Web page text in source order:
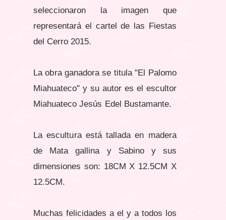
seleccionaron la imagen que
representará el cartel de las Fiestas
del Cerro 2015.
La obra ganadora se titula "El Palomo
Miahuateco" y su autor es el escultor
Miahuateco Jesús Edel Bustamante.
La escultura está tallada en madera
de Mata gallina y Sabino y sus
dimensiones son: 18CM X 12.5CM X
12.5CM.
Muchas felicidades a el y a todos los